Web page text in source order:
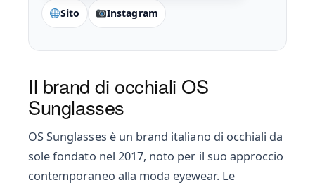
Sito Instagram
Il brand di occhiali OS
Sunglasses
OS Sunglasses è un brand italiano di occhiali da
sole fondato nel 2017, noto per il suo approccio
contemporaneo alla moda eyewear. Le